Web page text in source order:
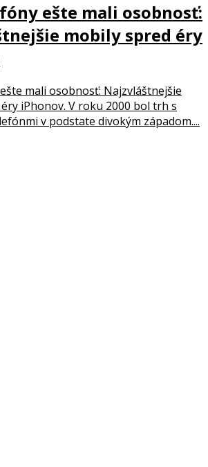
ešte mali osobnosť:
mobily spred éry
mali osobnosť: Najzvláštnejšie
iPhonov. V roku 2000 bol trh s
v podstate divokým západom....